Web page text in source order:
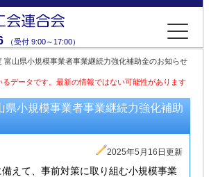
（受付 9:00～17:00）
富山県小規模事業者事業継続力強化補助金のお知らせ
データです。最新の情報ではない可能性があります
県小規模事業者事業継続力強化補助
2025年5月16日更新
えて、事前対策に取り組む小規模事業